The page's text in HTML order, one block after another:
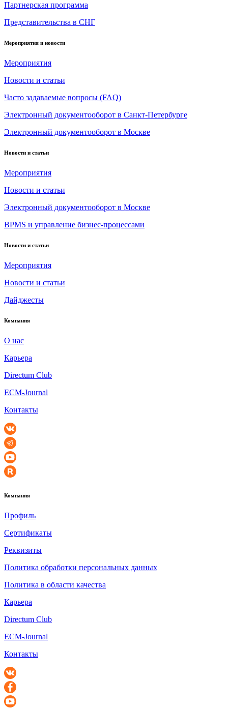
Партнерская программа
Представительства в СНГ
Мероприятия и новости
Мероприятия
Новости и статьи
Часто задаваемые вопросы (FAQ)
Электронный документооборот в Санкт-Петербурге
Электронный документооборот в Москве
Новости и статьи
Мероприятия
Новости и статьи
Электронный документооборот в Москве
BPMS и управление бизнес-процессами
Новости и статьи
Мероприятия
Новости и статьи
Дайджесты
Компания
О нас
Карьера
Directum Club
ECM-Journal
Контакты
Компания
Профиль
Сертификаты
Реквизиты
Политика обработки персональных данных
Политика в области качества
Карьера
Directum Club
ECM-Journal
Контакты